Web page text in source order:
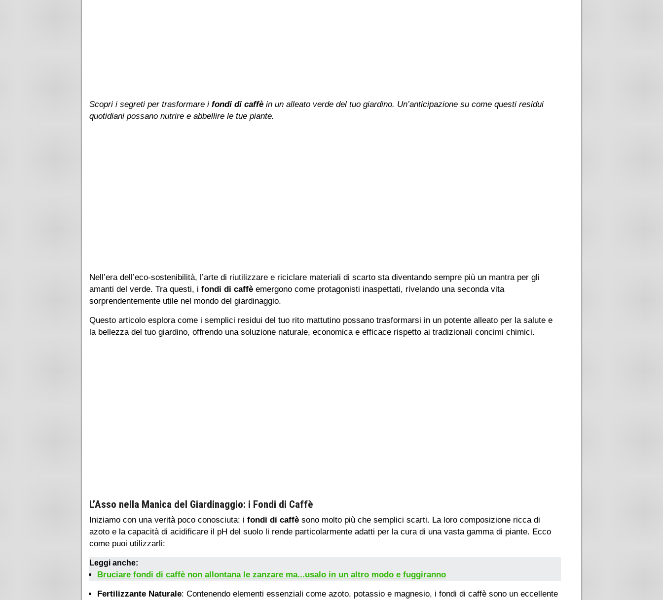
Scopri i segreti per trasformare i fondi di caffè in un alleato verde del tuo giardino. Un’anticipazione su come questi residui
quotidiani possano nutrire e abbellire le tue piante.
Nell’era dell’eco-sostenibilità, l’arte di riutilizzare e riciclare materiali di scarto sta diventando sempre più un mantra per gli
amanti del verde. Tra questi, i fondi di caffè emergono come protagonisti inaspettati, rivelando una seconda vita
sorprendentemente utile nel mondo del giardinaggio.
Questo articolo esplora come i semplici residui del tuo rito mattutino possano trasformarsi in un potente alleato per la salute e
la bellezza del tuo giardino, offrendo una soluzione naturale, economica e efficace rispetto ai tradizionali concimi chimici.
L’Asso nella Manica del Giardinaggio: i Fondi di Caffè
Iniziamo con una verità poco conosciuta: i fondi di caffè sono molto più che semplici scarti. La loro composizione ricca di
azoto e la capacità di acidificare il pH del suolo li rende particolarmente adatti per la cura di una vasta gamma di piante. Ecco
come puoi utilizzarli:
Leggi anche:
Bruciare fondi di caffè non allontana le zanzare ma...usalo in un altro modo e fuggiranno
Fertilizzante Naturale: Contenendo elementi essenziali come azoto, potassio e magnesio, i fondi di caffè sono un eccellente